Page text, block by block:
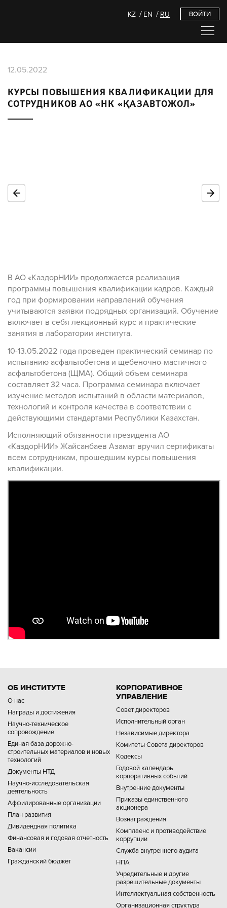
KZ EN RU ВОЙТИ
12.05.2022
КУРСЫ ПОВЫШЕНИЯ КВАЛИФИКАЦИИ ДЛЯ
СОТРУДНИКОВ АО «НК «ҚАЗАВТОЖОЛ»
В АО «КаздорНИИ» продолжается реализация
программы повышения квалификации кадров. Каждый
год при формировании направлений обучения
учитываются заявки подрядных организаций. Обучение
включает в себя лекционный курс и практические
занятия в лаборатории института.
10-13.05.2022 года проведен практический семинар по
испытанию асфальтобетона и щебеночно-мастичного
асфальтобетона (ЩМА). Общий объем семинара
составляет 32 часа. Программа семинара включает
изучение методов испытаний в области материалов,
технологий и контроля качества в соответствии с
действующими стандартами Республики Казахстан.
Исполняющий обязанности президента АО
«KaздорНИИ» Жайсанбаев Азамат вручил сертификаты
всем сотрудникам, прошедшим курсы повышения
квалификации.
ОБ ИНСТИТУТЕ
О нас
Награды и достижения
Научно-техническое
сопровождение
Единая база дорожно-
строительных материалов и новых
технологий
Документы НТД
Научно-исследовательская
деятельность
Аффилированные организации
План развития
Дивидендная политика
Финансовая и годовая отчетность
Вакансии
Гражданский бюджет
КОРПОРАТИВНОЕ
УПРАВЛЕНИЕ
Совет директоров
Исполнительный орган
Независимые директора
Комитеты Совета директоров
Кодексы
Годовой календарь
корпоративных событий
Внутренние документы
Приказы единственного
акционера
Вознаграждения
Комплаенс и противодействие
коррупции
Служба внутреннего аудита
НПА
Учредительные и другие
разрешительные документы
Интеллектуальная собственность
Организационная структура